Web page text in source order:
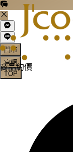
商品約價
門市
官網
TOP